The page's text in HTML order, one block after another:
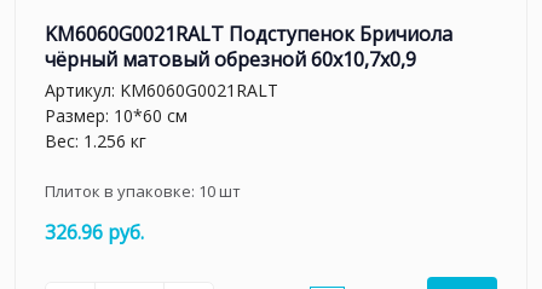
KM6060G0021RALT Подступенок Бричиола
чёрный матовый обрезной 60x10,7x0,9
Артикул: KM6060G0021RALT
Размер: 10*60 см
Вес: 1.256 кг
Плиток в упаковке: 10шт
326.96 руб.